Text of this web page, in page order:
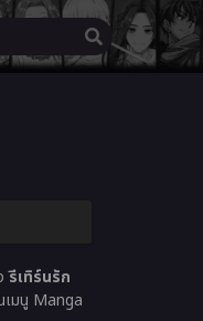
รีเทิร์นรัก
เมนู Manga